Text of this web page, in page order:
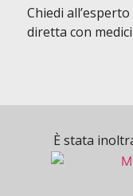
Chiedi
diretta con
È stata